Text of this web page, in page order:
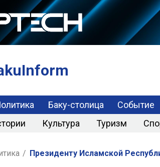
Баку-столица Событие
Культура Туризм
/ Президенту Исламской